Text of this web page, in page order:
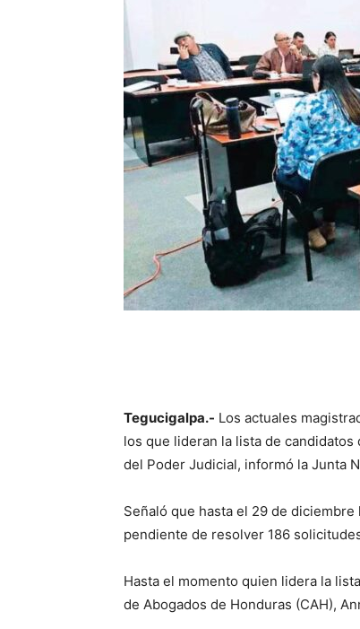
Tegucigalpa.- Los actuales
los que lideran la lista de
del Poder Judicial, informó la Junta
Señaló que hasta el 29 de
pendiente de resolver 186
Hasta el momento quien lidera la
de Abogados de Honduras (CAH),